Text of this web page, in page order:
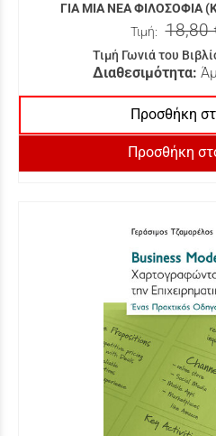
ΓΙΑ ΜΙΑ ΝΕΑ ΦΙΛΟΣΟΦΙΑ
Τιμή: 18,80
Τιμή Γωνιά του
Διαθεσιμότητα:
Προσθήκη
Προσθήκη